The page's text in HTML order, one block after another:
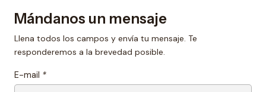
Mándanos un mensaje
Llena todos los campos y envía tu mensaje. Te
responderemos a la brevedad posible.
E-mail *